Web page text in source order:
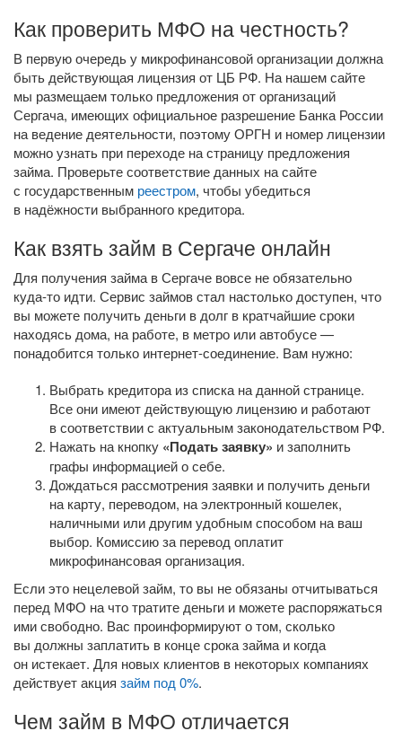
Как проверить МФО на честность?
В первую очередь у микрофинансовой организации должна
быть действующая лицензия от ЦБ РФ. На нашем сайте
мы размещаем только предложения от организаций
Сергача, имеющих официальное разрешение Банка России
на ведение деятельности, поэтому ОРГН и номер лицензии
можно узнать при переходе на страницу предложения
займа. Проверьте соответствие данных на сайте
с государственным реестром, чтобы убедиться
в надёжности выбранного кредитора.
Как взять займ в Сергаче онлайн
Для получения займа в Сергаче вовсе не обязательно
куда-то идти. Сервис займов стал настолько доступен, что
вы можете получить деньги в долг в кратчайшие сроки
находясь дома, на работе, в метро или автобусе —
понадобится только интернет-соединение. Вам нужно:
Выбрать кредитора из списка на данной странице.
Все они имеют действующую лицензию и работают
в соответствии с актуальным законодательством РФ.
Нажать на кнопку «Подать заявку» и заполнить
графы информацией о себе.
Дождаться рассмотрения заявки и получить деньги
на карту, переводом, на электронный кошелек,
наличными или другим удобным способом на ваш
выбор. Комиссию за перевод оплатит
микрофинансовая организация.
Если это нецелевой займ, то вы не обязаны отчитываться
перед МФО на что тратите деньги и можете распоряжаться
ими свободно. Вас проинформируют о том, сколько
вы должны заплатить в конце срока займа и когда
он истекает. Для новых клиентов в некоторых компаниях
действует акция займ под 0%.
Чем займ в МФО отличается